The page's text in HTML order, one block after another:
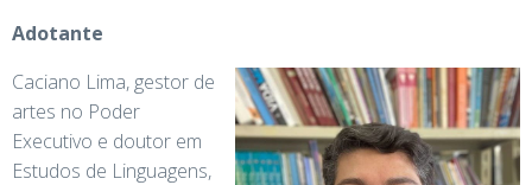
Adotante
Caciano Lima, gestor de
artes no Poder
Executivo e doutor em
Estudos de Linguagens,